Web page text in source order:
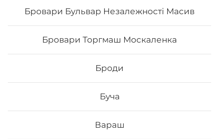
Бровари Бульвар Незалежності Масив
Бровари Торгмаш Москаленка
Броди
Буча
Вараш
Голді гриль